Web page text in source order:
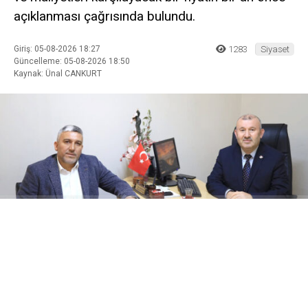
açıklanması çağrısında bulundu.
Giriş: 05-08-2026 18:27
Güncelleme: 05-08-2026 18:50
Kaynak: Ünal CANKURT
1283 Siyaset